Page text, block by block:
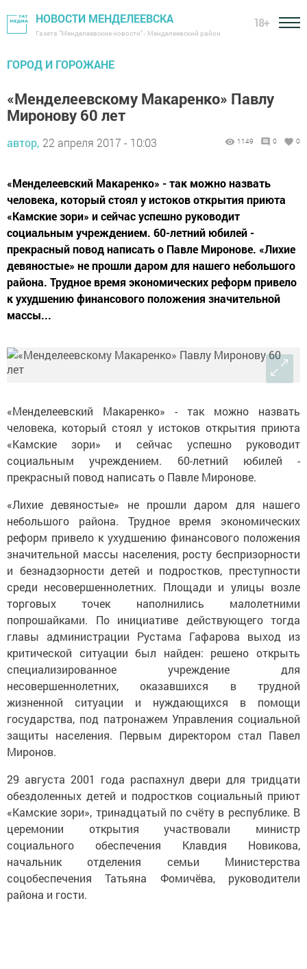
НОВОСТИ МЕНДЕЛЕЕВСКА
Газета "Менделеевские новости" - Менделеевский район
18+
ГОРОД И ГОРОЖАНЕ
«Менделеевскому Макаренко» Павлу
Миронову 60 лет
автор, 22 апреля 2017 - 10:03 1149 0 0
«Менделеевский Макаренко» - так можно назвать
человека, который стоял у истоков открытия приюта
«Камские зори» и сейчас успешно руководит
социальным учреждением. 60-летний юбилей -
прекрасный повод написать о Павле Миронове. «Лихие
девяностые» не прошли даром для нашего небольшого
района. Трудное время экономических реформ привело
к ухудшению финансового положения значительной
массы...
«Менделеевский Макаренко» - так можно назвать
человека, который стоял у истоков открытия приюта
«Камские зори» и сейчас успешно руководит
социальным учреждением. 60-летний юбилей -
прекрасный повод написать о Павле Миронове.
«Лихие девяностые» не прошли даром для нашего
небольшого района. Трудное время экономических
реформ привело к ухудшению финансового положения
значительной массы населения, росту беспризорности
и безнадзорности детей и подростков, преступности
среди несовершеннолетних. Площади и улицы возле
торговых точек наполнились малолетними
попрошайками. По инициативе действующего тогда
главы администрации Рустама Гафарова выход из
критической ситуации был найден: решено открыть
специализированное учреждение для
несовершеннолетних, оказавшихся в трудной
жизненной ситуации и нуждающихся в помощи
государства, под патронажем Управления социальной
защиты населения. Первым директором стал Павел
Миронов.
29 августа 2001 года распахнул двери для тридцати
обездоленных детей и подростков социальный приют
«Камские зори», тринадцатый по счёту в республике. В
церемонии открытия участвовали министр
социального обеспечения Клавдия Новикова,
начальник отделения семьи Министерства
соцобеспечения Татьяна Фомичёва, руководители
района и гости.